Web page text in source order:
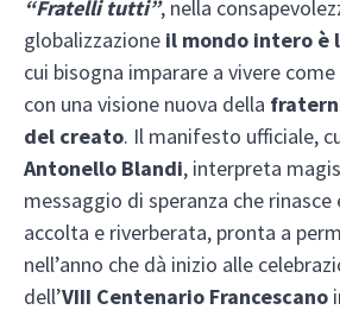
“Fratelli tutti”, nella
globalizzazione il mondo intero è
cui bisogna imparare a vivere
con una visione nuova della
del creato. Il manifesto ufficiale,
Antonello Blandi, interpreta
messaggio di speranza che rinasce
accolta e riverberata, pronta a
nell’anno che dà inizio alle
dell’VIII Centenario Francescano